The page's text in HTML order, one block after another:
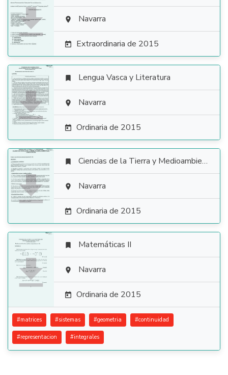
  Navarra
 Extraordinaria de 2015

 Lengua Vasca y Literatura
 Navarra
 Ordinaria de 2015

 Ciencias de la Tierra y Medioambientales
 Navarra
 Ordinaria de 2015

 Matemáticas II
 Navarra
 Ordinaria de 2015
#matrices #sistemas #geometria #continuidad
#representacion #integrales